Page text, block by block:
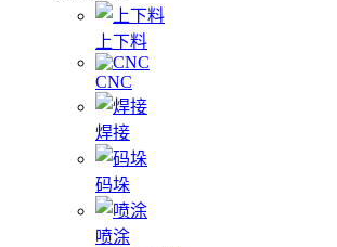
上下料
CNC
焊接
码垛
喷涂